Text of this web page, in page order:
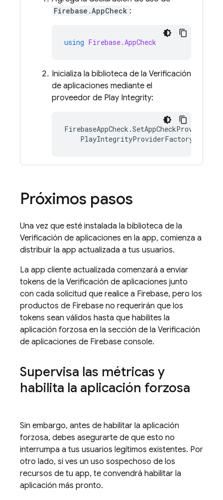
Firebase.AppCheck :
using Firebase.AppCheck
Inicializa la biblioteca de la Verificación
de aplicaciones mediante el
proveedor de Play Integrity:
FirebaseAppCheck .
PlayIntegrityProviderFactory
Próximos pasos
Una vez que esté instalada la biblioteca de la
Verificación de aplicaciones en la app, comienza a
distribuir la app actualizada a tus usuarios.
La app cliente actualizada comenzará a enviar
tokens de la Verificación de aplicaciones junto
con cada solicitud que realice a Firebase, pero los
productos de Firebase no requerirán que los
tokens sean válidos hasta que habilites la
aplicación forzosa en la sección de la Verificación
de aplicaciones de Firebase console.
Supervisa las métricas y
habilita la aplicación forzosa
Sin embargo, antes de habilitar la aplicación
forzosa, debes asegurarte de que esto no
interrumpa a tus usuarios legítimos existentes. Por
otro lado, si ves un uso sospechoso de los
recursos de tu app, te convendrá habilitar la
aplicación más pronto.